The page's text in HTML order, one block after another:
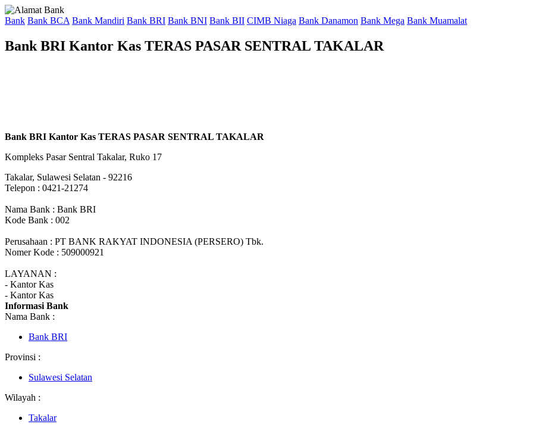
Bank Bank BCA Bank Mandiri Bank BRI Bank BNI Bank BII CIMB Niaga Bank Danamon Bank Mega Bank Muamalat
Bank BRI Kantor Kas TERAS PASAR SENTRAL TAKALAR
Bank BRI Kantor Kas TERAS PASAR SENTRAL TAKALAR
Kompleks Pasar Sentral Takalar, Ruko 17
Takalar, Sulawesi Selatan - 92216
Telepon : 0421-21274
Nama Bank : Bank BRI
Kode Bank : 002
Perusahaan : PT BANK RAKYAT INDONESIA (PERSERO) Tbk.
Nomer Kode : 509000921
LAYANAN :
- Kantor Kas
- Kantor Kas
Informasi Bank
Nama Bank :
Bank BRI
Provinsi :
Sulawesi Selatan
Wilayah :
Takalar